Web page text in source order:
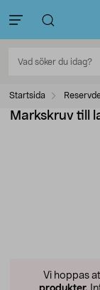
Startsida
Markskruv till
Vi hoppas